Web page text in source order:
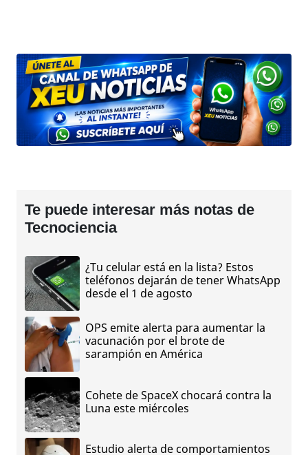
Te puede interesar más notas de
Tecnociencia
¿Tu celular está en la lista? Estos
teléfonos dejarán de tener WhatsApp
desde el 1 de agosto
OPS emite alerta para aumentar la
vacunación por el brote de
sarampión en América
Cohete de SpaceX chocará contra la
Luna este miércoles
Estudio alerta de comportamientos